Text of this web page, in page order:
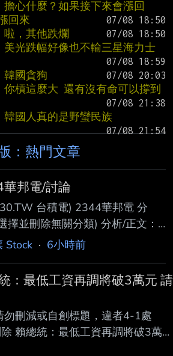
心什麼？如果接下來會漲回
回來
，其他跌爛
光跌幅好像也不輸三星海力士
國貪狗
槓這麼大 還有沒有命可以撐到
國人真的是野蠻民族
：熱門文章
邦電/討論
台積電) 2344華邦電 分
擇並刪除無關分類) 分析/正文：
發太多篇了 就按照之前的慣性
大家 法說會開完之後要發分析
課 -華邦電- 第二季增逾七成、年
率一舉突破七成 較上季及去年
顯示產品組合優化與售價上漲
映在獲利上 記憶體績效好已經
Stock · 6小時前
：最低工資再調將破3萬元 請
勿刪減或自創標題，違者4-1處
賴總統：最低工資再調將破3萬元